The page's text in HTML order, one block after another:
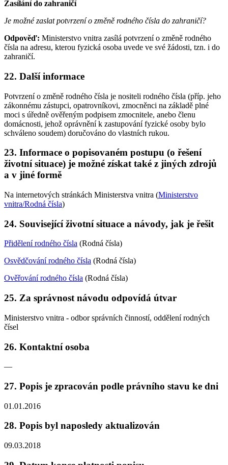
Zasílání do zahraničí
Je možné zaslat potvrzení o změně rodného čísla do zahraničí?
Odpověď: Ministerstvo vnitra zasílá potvrzení o změně rodného
čísla na adresu, kterou fyzická osoba uvede ve své žádosti, tzn. i do
zahraničí.
22. Další informace
Potvrzení o změně rodného čísla je nositeli rodného čísla (příp. jeho
zákonnému zástupci, opatrovníkovi, zmocněnci na základě plné
moci s úředně ověřeným podpisem zmocnitele, anebo členu
domácnosti, jehož oprávnění k zastupování fyzické osoby bylo
schváleno soudem) doručováno do vlastních rukou.
23. Informace o popisovaném postupu (o řešení
životní situace) je možné získat také z jiných zdrojů
a v jiné formě
Na internetových stránkách Ministerstva vnitra (Ministerstvo
vnitra/Rodná čísla)
24. Související životní situace a návody, jak je řešit
Přidělení rodného čísla (Rodná čísla)
Osvědčování rodného čísla (Rodná čísla)
Ověřování rodného čísla (Rodná čísla)
25. Za správnost návodu odpovídá útvar
Ministerstvo vnitra - odbor správních činností, oddělení rodných
čísel
26. Kontaktní osoba
—
27. Popis je zpracován podle právního stavu ke dni
01.01.2016
28. Popis byl naposledy aktualizován
09.03.2018